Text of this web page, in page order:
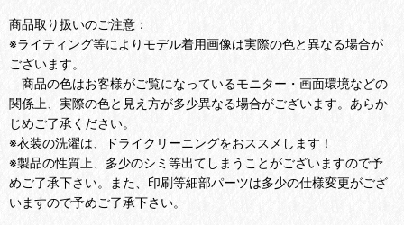
商品取り扱いのご注意：
※ライティング等によりモデル着用画像は実際の色と異なる場合が
ございます。
商品の色はお客様がご覧になっているモニター・画面環境などの
関係上、実際の色と見え方が多少異なる場合がございます。あらか
じめご了承ください。
※衣装の洗濯は、ドライクリーニングをおススメします！
※製品の性質上、多少のシミ等出てしまうことがございますので予
めご了承下さい。また、印刷等細部パーツは多少の仕様変更がござ
いますので予めご了承下さい。